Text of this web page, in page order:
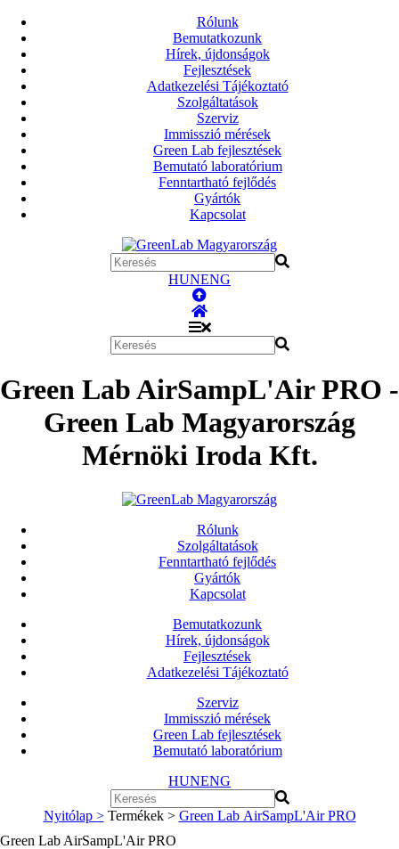
Rólunk
Bemutatkozunk
Hírek, újdonságok
Fejlesztések
Adatkezelési Tájékoztató
Szolgáltatások
Szerviz
Immisszió mérések
Green Lab fejlesztések
Bemutató laboratórium
Fenntartható fejlődés
Gyártók
Kapcsolat
HUNENG
Green Lab AirSampL'Air PRO -
Green Lab Magyarország
Mérnöki Iroda Kft.
Rólunk
Szolgáltatások
Fenntartható fejlődés
Gyártók
Kapcsolat
Bemutatkozunk
Hírek, újdonságok
Fejlesztések
Adatkezelési Tájékoztató
Szerviz
Immisszió mérések
Green Lab fejlesztések
Bemutató laboratórium
HUNENG
Nyitólap > Termékek > Green Lab AirSampL'Air PRO
Green Lab AirSampL'Air PRO